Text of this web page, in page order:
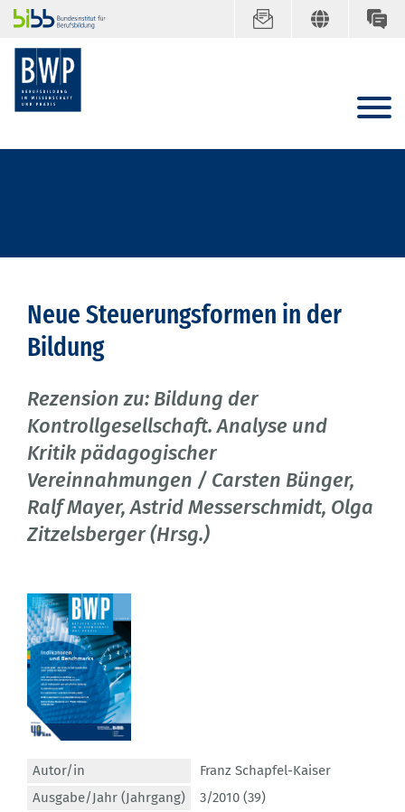
Neue Steuerungsformen in der
Bildung
Rezension zu: Bildung der
Kontrollgesellschaft. Analyse und
Kritik pädagogischer
Vereinnahmungen / Carsten Bünger,
Ralf Mayer, Astrid Messerschmidt, Olga
Zitzelsberger (Hrsg.)
Autor/in
Franz Schapfel-Kaiser
Ausgabe/Jahr (Jahrgang)
3/2010 (39)